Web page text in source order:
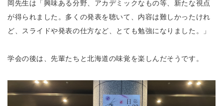
岡先生は「興味ある分野、アカデミックなもの等、新たな視点
が得られました。多くの発表を聴いて、内容は難しかったけれ
ど、スライドや発表の仕方など、とても勉強になりました。」
学会の後は、先輩たちと北海道の味覚を楽しんだそうです。